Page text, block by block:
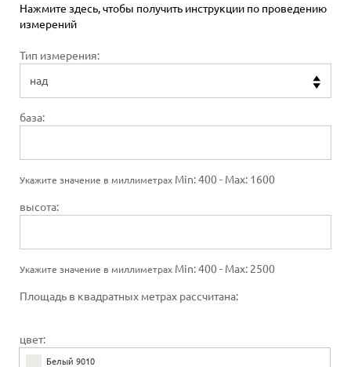
Нажмите здесь, чтобы получить инструкции по проведению
измерений
Тип измерения:
база:
Укажите значение в миллиметрах Min: 400 - Max: 1600
высота:
Укажите значение в миллиметрах Min: 400 - Max: 2500
Площадь в квадратных метрах рассчитана:
цвет:
Белый 9010